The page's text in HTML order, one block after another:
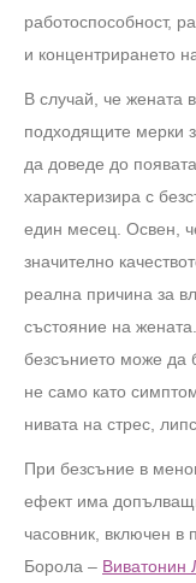
работоспособност,
и концентрирането
В случай, че жената в
подходящите мерки
да доведе до
характеризира с
един месец. Освен,
значително
реална причина за
състояние на
безсънието може да
не само като
нивата на стрес,
При безсъние в
ефект има
часовник, включен
Борола – Виватонин